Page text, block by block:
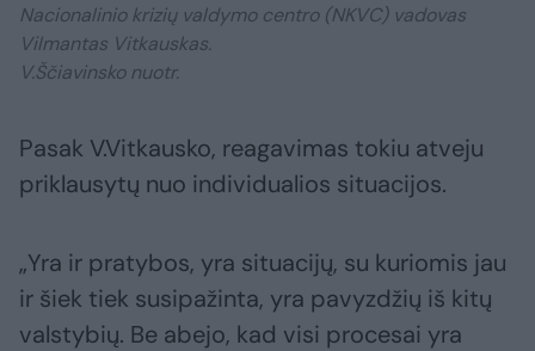
Nacionalinio krizių valdymo centro (NKVC) vadovas
Vilmantas Vitkauskas.
V.Ščiavinsko nuotr.
Pasak V.Vitkausko, reagavimas tokiu atveju
priklausytų nuo individualios situacijos.
„Yra ir pratybos, yra situacijų, su kuriomis jau
ir šiek tiek susipažinta, yra pavyzdžių iš kitų
valstybių. Be abejo, kad visi procesai yra